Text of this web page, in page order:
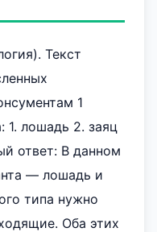
Текст
1
1. лошадь 2. заяц
ответ: В данном
— лошадь и
типа нужно
Оба этих